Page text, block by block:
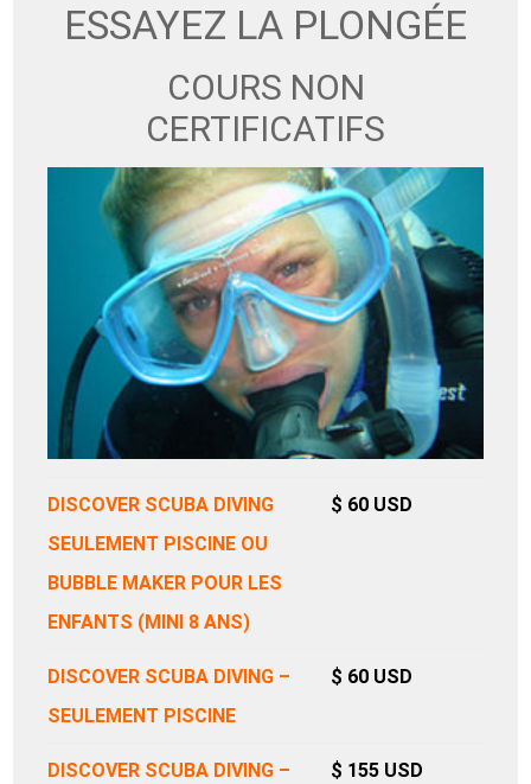
ESSAYEZ LA PLONGÉE
COURS NON
CERTIFICATIFS
DISCOVER SCUBA DIVING
SEULEMENT PISCINE OU
BUBBLE MAKER POUR LES
ENFANTS (MINI 8 ANS)
$ 60 USD
DISCOVER SCUBA DIVING –
SEULEMENT PISCINE
$ 60 USD
DISCOVER SCUBA DIVING –
$ 155 USD